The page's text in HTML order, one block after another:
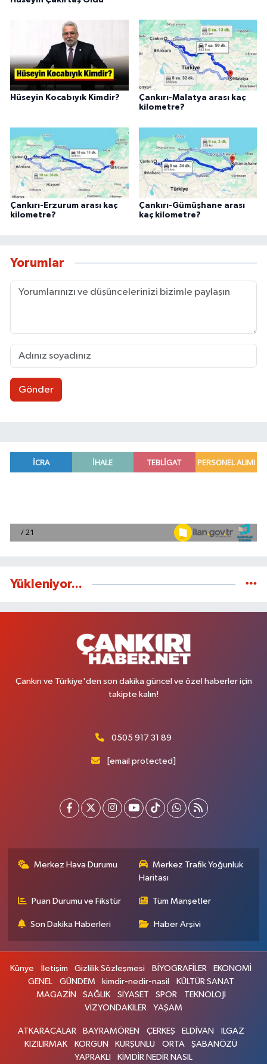
Hüseyin Kocabıyık Kimdir?
Çankırı-Malatya arası kaç
kilometre?
Çankırı-Erzurum arası kaç
kilometre?
Çankırı-Gümüşhane arası
kaç kilometre?
Yorumlar
Gönder
Yükleniyor...
Çankırı ve Türkiye'den son dakika güncel ve özel haberler için
takipte kalın!
0505 917 31 89
[email protected]
Merkez Hava Durumu
Merkez Trafik Yoğunluk
Haritası
Puan Durumu ve Fikstür Tüm Manşetler
Son Dakika Haberleri Haber Arşivi
Künye İletişim Gizlilik Sözleşmesi BİYOGRAFİLER
EKONOMİ
GENEL
GÜNDEM kimdir-nedir-nasil
KÜLTÜR SANAT
MAGAZİN
SAĞLIK SİYASET SPOR
TEKNOLOJİ
VİZYONDAKİLER
YAŞAM
ATKARACALAR BAYRAMÖREN ÇERKEŞ ELDİVAN
ILGAZ
KIZILIRMAK
KORGUN KURŞUNLU ORTA
ŞABANÖZÜ
YAPRAKLI
KİMDİR NEDİR NASIL